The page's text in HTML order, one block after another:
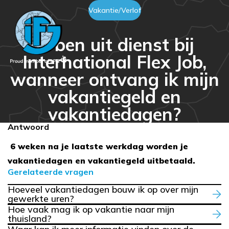
Vakantie/Verlof
Ik ben uit dienst bij
International Flex Job,
wanneer ontvang ik mijn
vakantiegeld en
vakantiedagen?
Antwoord
6 weken na je laatste werkdag worden je
vakantiedagen en vakantiegeld uitbetaald.
Gerelateerde vragen
Hoeveel vakantiedagen bouw ik op over mijn
gewerkte uren?
Hoe vaak mag ik op vakantie naar mijn
thuisland?